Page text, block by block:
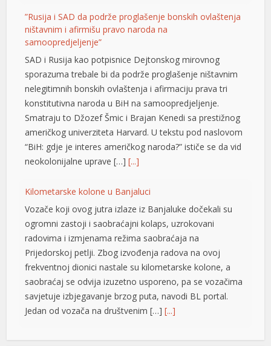
”Rusija i SAD da podrže proglašenje bonskih ovlaštenja
ništavnim i afirmišu pravo naroda na
samoopredjeljenje”
SAD i Rusija kao potpisnice Dejtonskog mirovnog
sporazuma trebale bi da podrže proglašenje ništavnim
nelegitimnih bonskih ovlaštenja i afirmaciju prava tri
konstitutivna naroda u BiH na samoopredjeljenje.
Smatraju to Džozef Šmic i Brajan Kenedi sa prestižnog
američkog univerziteta Harvard. U tekstu pod naslovom
“BiH: gdje je interes američkog naroda?” ističe se da vid
neokolonijalne uprave […][...]
Kilometarske kolone u Banjaluci
Vozače koji ovog jutra izlaze iz Banjaluke dočekali su
ogromni zastoji i saobraćajni kolaps, uzrokovani
radovima i izmjenama režima saobraćaja na
Prijedorskoj petlji. Zbog izvođenja radova na ovoj
frekventnoj dionici nastale su kilometarske kolone, a
saobraćaj se odvija izuzetno usporeno, pa se vozačima
savjetuje izbjegavanje brzog puta, navodi BL portal.
Jedan od vozača na društvenim […][...]
Pripremite kišobrane: Nakon vrelog dana stižu pljuskovi i